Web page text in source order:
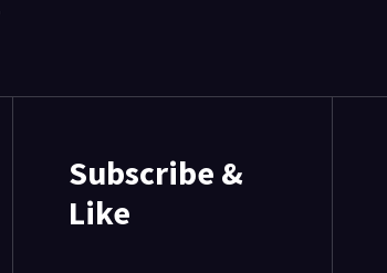
Subscribe &
Like